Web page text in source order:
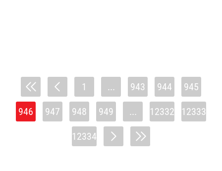
1 ... 943 944 945
946 947 948 949 ... 12332 12333
12334